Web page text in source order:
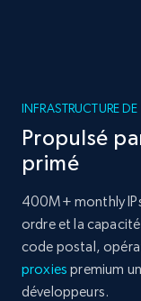
INFRASTRUCTURE DE
Propulsé
primé
400M+ monthly
ordre et la
code postal,
proxies premium
développeurs.